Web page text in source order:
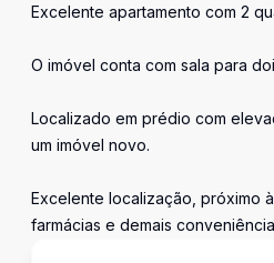
Excelente apartamento com 2
O imóvel conta com sala para
Localizado em prédio com
um imóvel novo.
Excelente localização, próximo
farmácias e demais